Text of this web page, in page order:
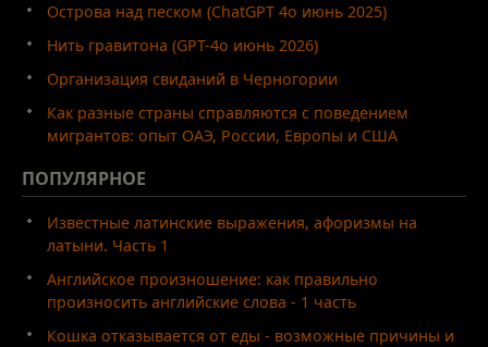
Острова над песком (ChatGPT 4o июнь 2025)
Нить гравитона (GPT-4o июнь 2026)
Организация свиданий в Черногории
Как разные страны справляются с поведением
мигрантов: опыт ОАЭ, России, Европы и США
ПОПУЛЯРНОЕ
Известные латинские выражения, афоризмы на
латыни. Часть 1
Английское произношение: как правильно
произносить английские слова - 1 часть
Кошка отказывается от еды - возможные причины и